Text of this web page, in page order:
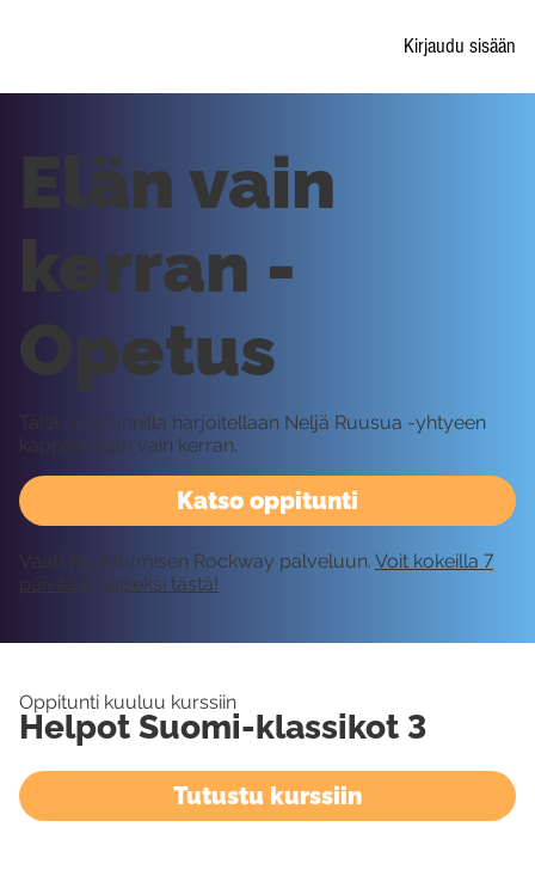
Kirjaudu sisään
Katso oppitunti
Elän vain
kerran -
Opetus
Tällä oppitunnilla harjoitellaan Neljä Ruusua -yhtyeen
kappale Elän vain kerran.
Vaatii kirjautumisen Rockway palveluun. Voit kokeilla 7
päivää ilmaiseksi tästä!
Oppitunti kuuluu kurssiin
Helpot Suomi-klassikot 3
Tutustu kurssiin